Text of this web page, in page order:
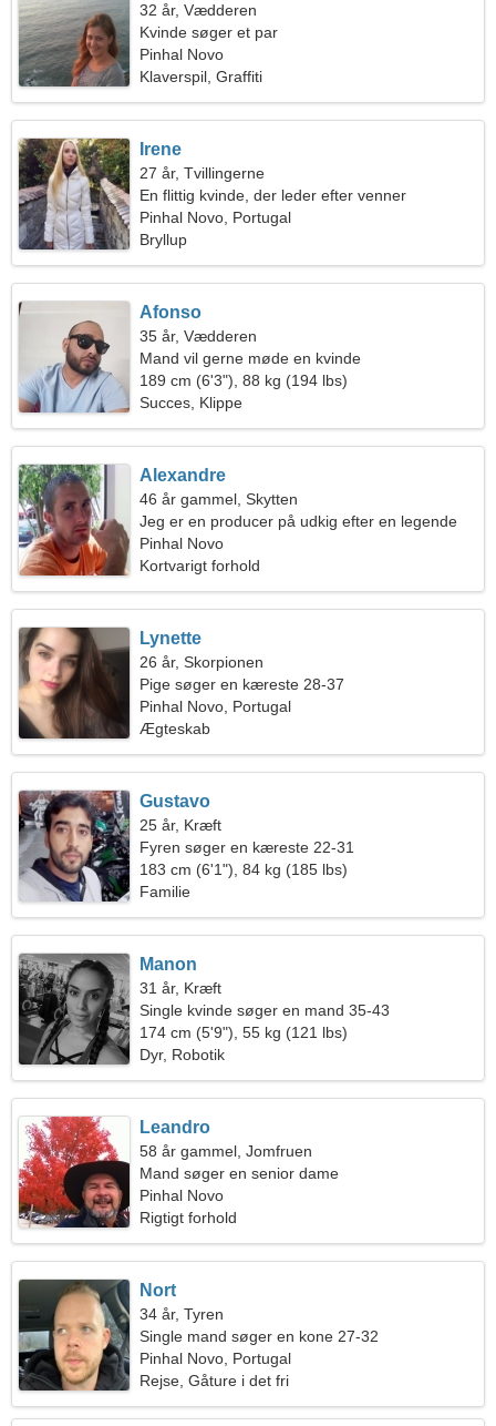
32 år, Vædderen
Kvinde søger et par
Pinhal Novo
Klaverspil, Graffiti
Irene
27 år, Tvillingerne
En flittig kvinde, der leder efter venner
Pinhal Novo, Portugal
Bryllup
Afonso
35 år, Vædderen
Mand vil gerne møde en kvinde
189 cm (6'3"), 88 kg (194 lbs)
Succes, Klippe
Alexandre
46 år gammel, Skytten
Jeg er en producer på udkig efter en legende
kvinde
Pinhal Novo
Kortvarigt forhold
Lynette
26 år, Skorpionen
Pige søger en kæreste 28-37
Pinhal Novo, Portugal
Ægteskab
Gustavo
25 år, Kræft
Fyren søger en kæreste 22-31
183 cm (6'1"), 84 kg (185 lbs)
Familie
Manon
31 år, Kræft
Single kvinde søger en mand 35-43
174 cm (5'9"), 55 kg (121 lbs)
Dyr, Robotik
Leandro
58 år gammel, Jomfruen
Mand søger en senior dame
Pinhal Novo
Rigtigt forhold
Nort
34 år, Tyren
Single mand søger en kone 27-32
Pinhal Novo, Portugal
Rejse, Gåture i det fri